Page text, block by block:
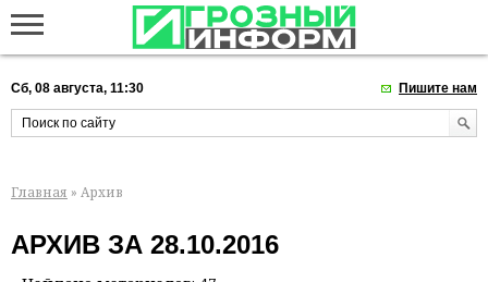
Сб, 08 августа, 11:30 Пишите нам
Главная » Архив
АРХИВ ЗА 28.10.2016